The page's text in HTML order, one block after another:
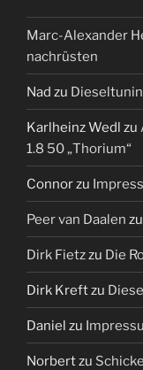
Marc-Alexander
nachrüsten
Nad zu
Karlheinz Wedl zu
1.8 50 „Thorium“
Connorzu
Peer van Daalen zu
Dirk Fietzzu Die
Dirk Kreftzu
Daniel zu
Norbertzu